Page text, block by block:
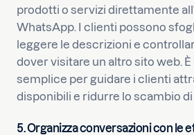
prodotti o servizi direttamente
WhatsApp. I clienti possono
leggere le descrizioni e
dover visitare un altro sito web.
semplice per guidare i clienti
disponibili e ridurre lo scambio
5. Organizza conversazioni con le